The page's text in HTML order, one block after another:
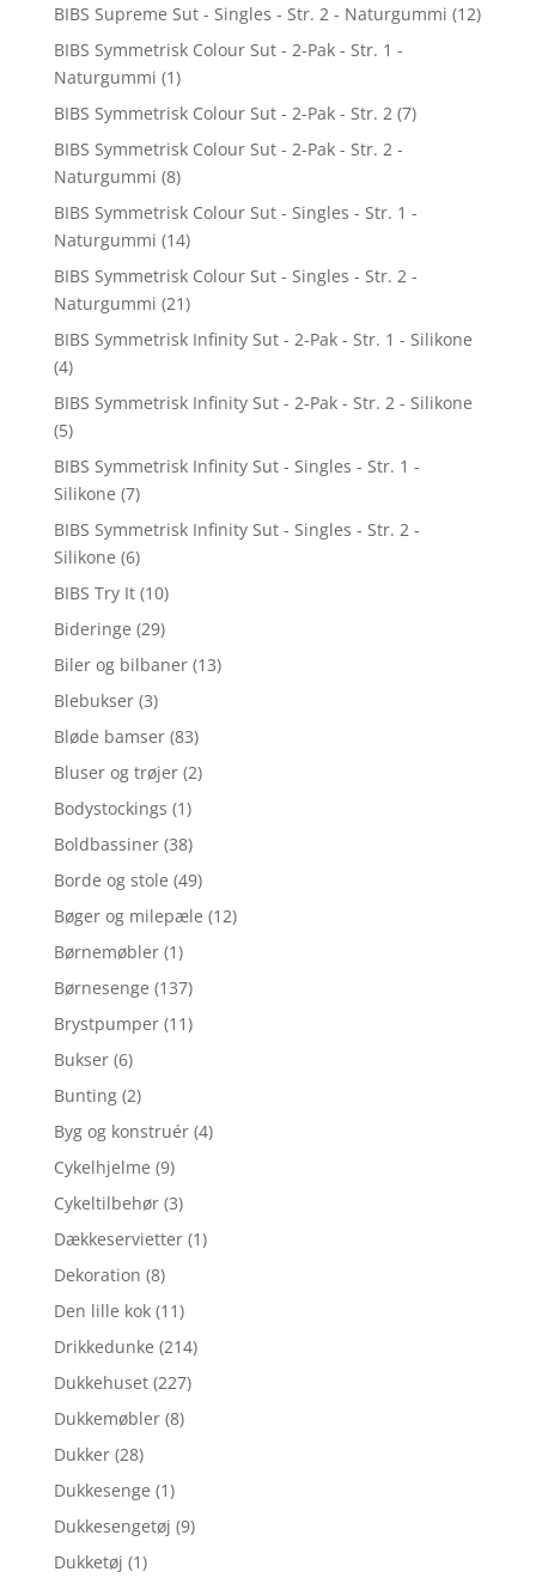
BIBS Supreme Sut - Singles - Str. 2 - Naturgummi (12)
BIBS Symmetrisk Colour Sut - 2-Pak - Str. 1 -
Naturgummi (1)
BIBS Symmetrisk Colour Sut - 2-Pak - Str. 2 (7)
BIBS Symmetrisk Colour Sut - 2-Pak - Str. 2 -
Naturgummi (8)
BIBS Symmetrisk Colour Sut - Singles - Str. 1 -
Naturgummi (14)
BIBS Symmetrisk Colour Sut - Singles - Str. 2 -
Naturgummi (21)
BIBS Symmetrisk Infinity Sut - 2-Pak - Str. 1 - Silikone
(4)
BIBS Symmetrisk Infinity Sut - 2-Pak - Str. 2 - Silikone
(5)
BIBS Symmetrisk Infinity Sut - Singles - Str. 1 -
Silikone (7)
BIBS Symmetrisk Infinity Sut - Singles - Str. 2 -
Silikone (6)
BIBS Try It (10)
Bideringe (29)
Biler og bilbaner (13)
Blebukser (3)
Bløde bamser (83)
Bluser og trøjer (2)
Bodystockings (1)
Boldbassiner (38)
Borde og stole (49)
Bøger og milepæle (12)
Børnemøbler (1)
Børnesenge (137)
Brystpumper (11)
Bukser (6)
Bunting (2)
Byg og konstruér (4)
Cykelhjelme (9)
Cykeltilbehør (3)
Dækkeservietter (1)
Dekoration (8)
Den lille kok (11)
Drikkedunke (214)
Dukkehuset (227)
Dukkemøbler (8)
Dukker (28)
Dukkesenge (1)
Dukkesengetøj (9)
Dukketøj (1)